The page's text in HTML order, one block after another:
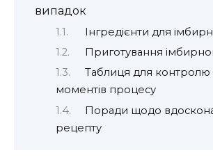
випадок
Інгредієнти для
Приготування
Таблиця для
моментів процесу
Поради щодо
рецепту